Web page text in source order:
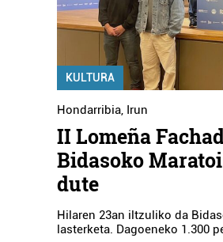
KULTURA
Hondarribia, Irun
II Lomeña
Bidasoko
dute
Hilaren 23an iltzuliko da
lasterketa. Dagoeneko 1.300